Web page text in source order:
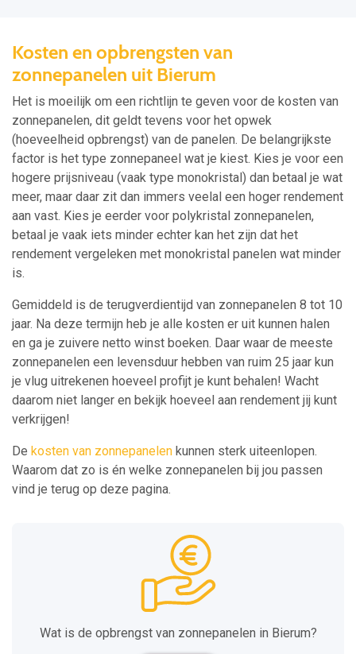
Kosten en opbrengsten van
zonnepanelen uit Bierum
Het is moeilijk om een richtlijn te geven voor de kosten van
zonnepanelen, dit geldt tevens voor het opwek
(hoeveelheid opbrengst) van de panelen. De belangrijkste
factor is het type zonnepaneel wat je kiest. Kies je voor een
hogere prijsniveau (vaak type monokristal) dan betaal je wat
meer, maar daar zit dan immers veelal een hoger rendement
aan vast. Kies je eerder voor polykristal zonnepanelen,
betaal je vaak iets minder echter kan het zijn dat het
rendement vergeleken met monokristal panelen wat minder
is.
Gemiddeld is de terugverdientijd van zonnepanelen 8 tot 10
jaar. Na deze termijn heb je alle kosten er uit kunnen halen
en ga je zuivere netto winst boeken. Daar waar de meeste
zonnepanelen een levensduur hebben van ruim 25 jaar kun
je vlug uitrekenen hoeveel profijt je kunt behalen! Wacht
daarom niet langer en bekijk hoeveel aan rendement jij kunt
verkrijgen!
De kosten van zonnepanelen kunnen sterk uiteenlopen.
Waarom dat zo is én welke zonnepanelen bij jou passen
vind je terug op deze pagina.
Wat is de opbrengst van zonnepanelen in Bierum?